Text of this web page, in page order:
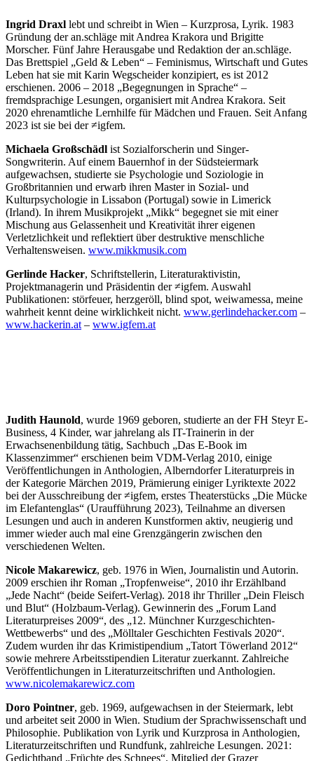
Ingrid Draxl lebt und schreibt in Wien – Kurzprosa, Lyrik. 1983
Gründung der an.schläge mit Andrea Krakora und Brigitte
Morscher. Fünf Jahre Herausgabe und Redaktion der an.schläge.
Das Brettspiel „Geld & Leben“ – Feminismus, Wirtschaft und Gutes
Leben hat sie mit Karin Wegscheider konzipiert, es ist 2012
erschienen. 2006 – 2018 „Begegnungen in Sprache“ –
fremdsprachige Lesungen, organisiert mit Andrea Krakora. Seit
2020 ehrenamtliche Lernhilfe für Mädchen und Frauen. Seit Anfang
2023 ist sie bei der ≠igfem.
Michaela Großschädl ist Sozialforscherin und Singer-
Songwriterin. Auf einem Bauernhof in der Südsteiermark
aufgewachsen, studierte sie Psychologie und Soziologie in
Großbritannien und erwarb ihren Master in Sozial- und
Kulturpsychologie in Lissabon (Portugal) sowie in Limerick
(Irland). In ihrem Musikprojekt „Mikk“ begegnet sie mit einer
Mischung aus Gelassenheit und Kreativität ihrer eigenen
Verletzlichkeit und reflektiert über destruktive menschliche
Verhaltensweisen. www.mikkmusik.com
Gerlinde Hacker, Schriftstellerin, Literaturaktivistin,
Projektmanagerin und Präsidentin der ≠igfem. Auswahl
Publikationen: störfeuer, herzgeröll, blind spot, weiwamessa, meine
wahrheit kennt deine wirklichkeit nicht. www.gerlindehacker.com –
www.hackerin.at – www.igfem.at
Judith Haunold, wurde 1969 geboren, studierte an der FH Steyr E-
Business, 4 Kinder, war jahrelang als IT-Trainerin in der
Erwachsenenbildung tätig, Sachbuch „Das E-Book im
Klassenzimmer“ erschienen beim VDM-Verlag 2010, einige
Veröffentlichungen in Anthologien, Alberndorfer Literaturpreis in
der Kategorie Märchen 2019, Prämierung einiger Lyriktexte 2022
bei der Ausschreibung der ≠igfem, erstes Theaterstücks „Die Mücke
im Elefantenglas“ (Uraufführung 2023), Teilnahme an diversen
Lesungen und auch in anderen Kunstformen aktiv, neugierig und
immer wieder auch mal eine Grenzgängerin zwischen den
verschiedenen Welten.
Nicole Makarewicz, geb. 1976 in Wien, Journalistin und Autorin.
2009 erschien ihr Roman „Tropfenweise“, 2010 ihr Erzählband
„Jede Nacht“ (beide Seifert-Verlag). 2018 ihr Thriller „Dein Fleisch
und Blut“ (Holzbaum-Verlag). Gewinnerin des „Forum Land
Literaturpreises 2009“, des „12. Münchner Kurzgeschichten-
Wettbewerbs“ und des „Mölltaler Geschichten Festivals 2020“.
Zudem wurden ihr das Krimistipendium „Tatort Töwerland 2012“
sowie mehrere Arbeitsstipendien Literatur zuerkannt. Zahlreiche
Veröffentlichungen in Literaturzeitschriften und Anthologien.
www.nicolemakarewicz.com
Doro Pointner, geb. 1969, aufgewachsen in der Steiermark, lebt
und arbeitet seit 2000 in Wien. Studium der Sprachwissenschaft und
Philosophie. Publikation von Lyrik und Kurzprosa in Anthologien,
Literaturzeitschriften und Rundfunk, zahlreiche Lesungen. 2021:
Gedichtband „Früchte des Schnees“. Mitglied der Grazer